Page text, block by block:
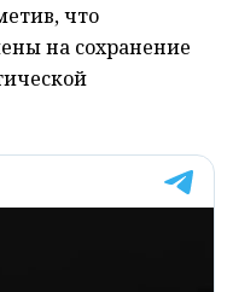
что
на сохранение